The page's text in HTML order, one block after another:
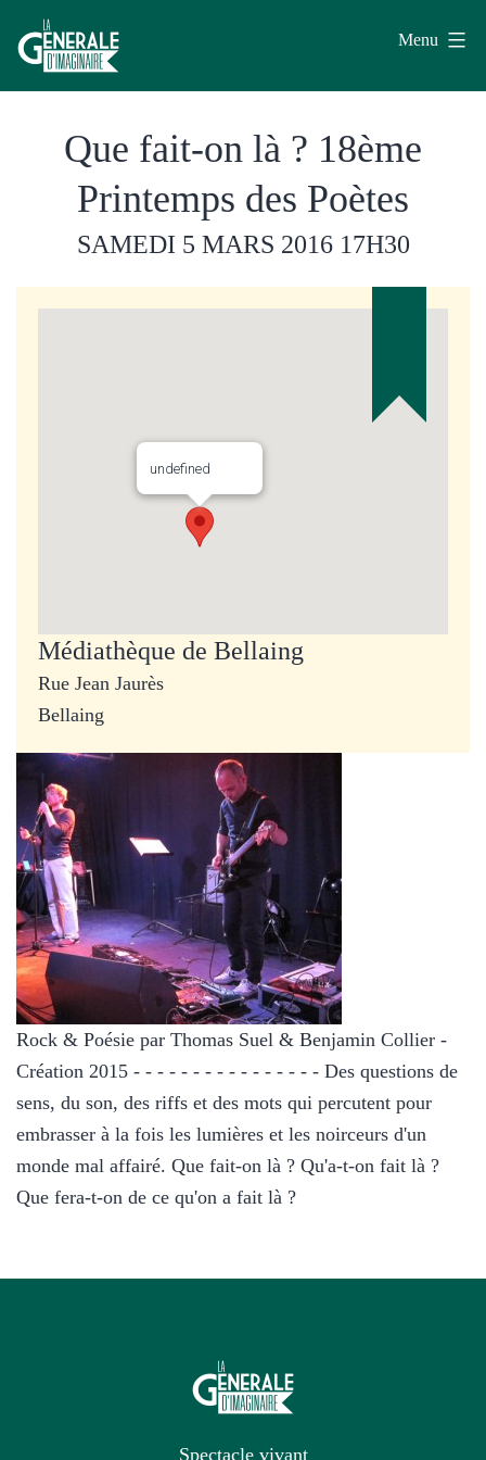
au
contenu
Générale
d'Imaginaire
Menu
Que fait-on là ? 18ème
Printemps des Poètes
SAMEDI 5 MARS 2016 17H30
undefined
Médiathèque de Bellaing
Rue Jean Jaurès
Bellaing
Rock & Poésie par Thomas Suel & Benjamin Collier -
Création 2015 - - - - - - - - - - - - - - - - Des questions de
sens, du son, des riffs et des mots qui percutent pour
embrasser à la fois les lumières et les noirceurs d'un
monde mal affairé. Que fait-on là ? Qu'a-t-on fait là ?
Que fera-t-on de ce qu'on a fait là ?
Spectacle vivant